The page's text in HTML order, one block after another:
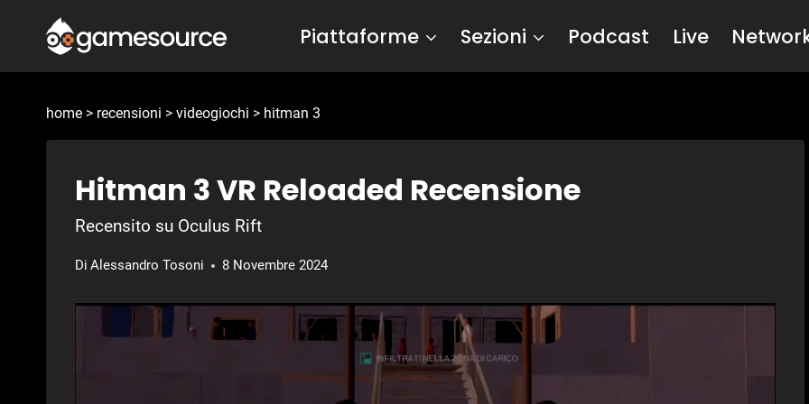
contenuto
Piattaforme Sezioni Podcast Live
home > recensioni > videogiochi > hitman 3
Hitman 3 VR Reloaded Recensione
Recensito su Oculus Rift
Di Alessandro Tosoni 8 Novembre 2024